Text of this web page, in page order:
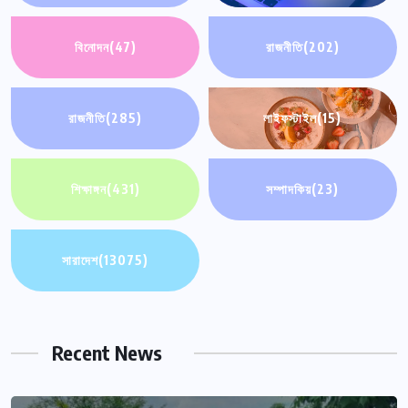
বিনোদন(47) রাজনীতি(202)
রাজনীতি(285) লাইফস্টাইল(15)
শিক্ষাঙ্গন(431) সম্পাদকিয়(23)
সারাদেশ(13075)
Recent News